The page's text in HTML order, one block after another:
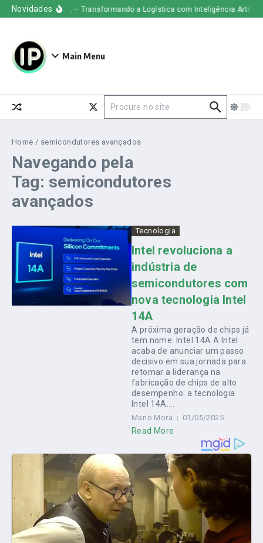
Ir para o conteúdo
Novidades
Uber Freight – Transformando a Logística com Inteligência Artificial
Main Menu
Home / semicondutores avançados
Navegando pela
Tag: semicondutores
avançados
Tecnologia
Intel revoluciona a
indústria de
semicondutores com
nova tecnologia Intel
14A
A próxima geração de chips já
tem nome: Intel 14A A Intel
acaba de anunciar um passo
decisivo em sua jornada para
retomar a liderança na
fabricação de chips de alto
desempenho: a tecnologia
Intel 14A....
Mario Mora 01/05/2025
Read More